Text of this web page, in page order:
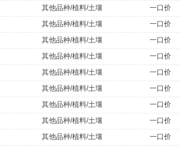
其他品种/植料/土壤 一口价
其他品种/植料/土壤 一口价
其他品种/植料/土壤 一口价
其他品种/植料/土壤 一口价
其他品种/植料/土壤 一口价
其他品种/植料/土壤 一口价
其他品种/植料/土壤 一口价
其他品种/植料/土壤 一口价
其他品种/植料/土壤 一口价